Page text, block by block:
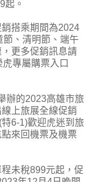
起。
搭乘期間為2024
、清明節、端午
更多促銷訊息請
虎專屬購票入口
辦的2023高雄市旅
上旅展全線促銷
6-1)歡迎虎迷到旅
來回機票及機票
未稅899元起，促